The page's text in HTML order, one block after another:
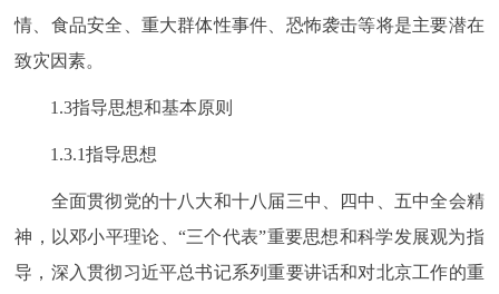
情、食品安全、重大群体性事件、恐怖袭击等将是主要潜在
致灾因素。
1.3指导思想和基本原则
1.3.1指导思想
全面贯彻党的十八大和十八届三中、四中、五中全会精
神，以邓小平理论、“三个代表”重要思想和科学发展观为指
导，深入贯彻习近平总书记系列重要讲话和对北京工作的重